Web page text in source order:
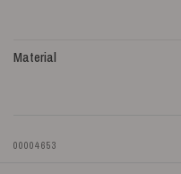
Material
00004653